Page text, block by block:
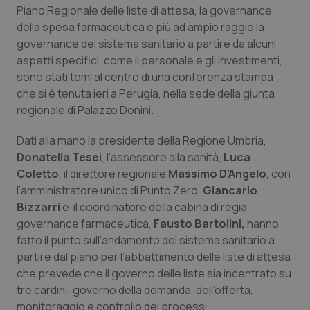
Calabria
Campania
Emilia-Romagna
Friuli Venezia Giulia
Lazio
Liguria
Lombardia
Marche
Molise
Asma & BPCO
Car-T
Colesterolo & coronaropatie
Dermatite Atopica
Diabete & glucometri
Disturbi dell’umore
Dolore
Donna & Salute
Epatiti
Piano Regionale delle liste di attesa, la governance
della spesa farmaceutica e più ad ampio raggio la
governance del sistema sanitario a partire da alcuni
aspetti specifici, come il personale e gli investimenti,
sono stati temi al centro di una conferenza stampa
che si è tenuta ieri a Perugia, nella sede della giunta
regionale di Palazzo Donini.
Dati alla mano la presidente della Regione Umbria,
Donatella Tesei, l’assessore alla sanità, Luca
Coletto, il direttore regionale Massimo D’Angelo, con
l’amministratore unico di Punto Zero, Giancarlo
Bizzarri e il coordinatore della cabina di regia
governance farmaceutica, Fausto Bartolini, hanno
fatto il punto sull’andamento del sistema sanitario a
partire dal piano per l’abbattimento delle liste di attesa
che prevede che il governo delle liste sia incentrato su
tre cardini: governo della domanda, dell’offerta,
monitoraggio e controllo dei processi.